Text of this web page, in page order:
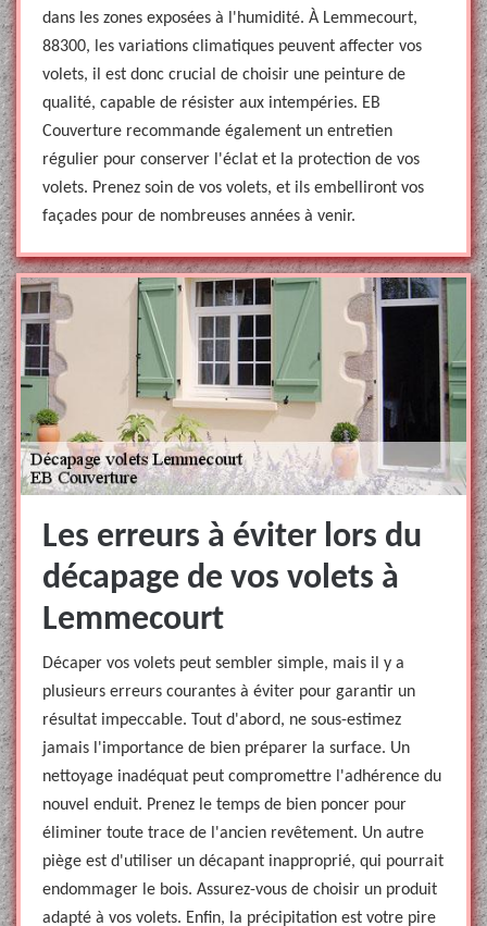
dans les zones exposées à l'humidité. À Lemmecourt,
88300, les variations climatiques peuvent affecter vos
volets, il est donc crucial de choisir une peinture de
qualité, capable de résister aux intempéries. EB
Couverture recommande également un entretien
régulier pour conserver l'éclat et la protection de vos
volets. Prenez soin de vos volets, et ils embelliront vos
façades pour de nombreuses années à venir.
Les erreurs à éviter lors du
décapage de vos volets à
Lemmecourt
Décaper vos volets peut sembler simple, mais il y a
plusieurs erreurs courantes à éviter pour garantir un
résultat impeccable. Tout d'abord, ne sous-estimez
jamais l'importance de bien préparer la surface. Un
nettoyage inadéquat peut compromettre l'adhérence du
nouvel enduit. Prenez le temps de bien poncer pour
éliminer toute trace de l'ancien revêtement. Un autre
piège est d'utiliser un décapant inapproprié, qui pourrait
endommager le bois. Assurez-vous de choisir un produit
adapté à vos volets. Enfin, la précipitation est votre pire